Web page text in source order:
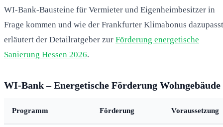
WI-Bank-Bausteine für Vermieter und Eigenheimbesitzer in
Frage kommen und wie der Frankfurter Klimabonus
erläutert der Detailratgeber zur Förderung energetische
Sanierung Hessen 2026.
WI-Bank – Energetische Förderung Wohngebäude
Programm Förderung Voraussetzung